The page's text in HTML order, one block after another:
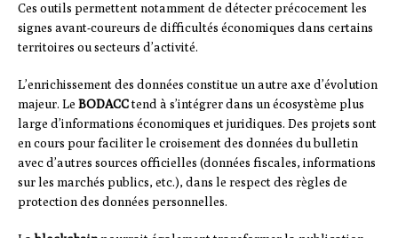
Ces outils permettent notamment de détecter précocement les
signes avant-coureurs de difficultés économiques dans certains
territoires ou secteurs d’activité.
L’enrichissement des données constitue un autre axe d’évolution
majeur. Le BODACCtend à s’intégrer dans un écosystème plus
large d’informations économiques et juridiques. Des projets sont
en cours pour faciliter le croisement des données du bulletin
avec d’autres sources officielles (données fiscales, informations
sur les marchés publics, etc.), dans le respect des règles de
protection des données personnelles.